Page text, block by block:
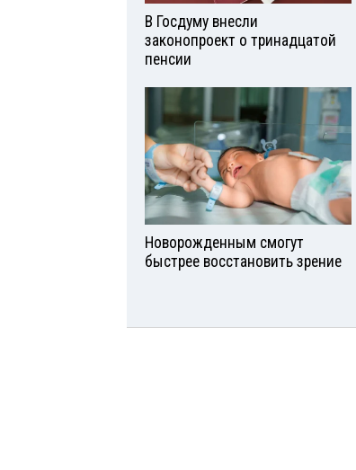
В Госдуму внесли
законопроект о тринадцатой
пенсии
Новорожденным смогут
быстрее восстановить зрение